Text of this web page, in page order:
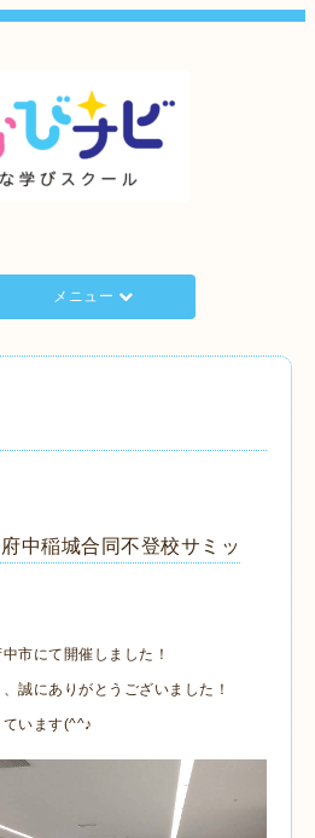
メニュー
中稲城合同不登校サミッ
市にて開催しました！
誠にありがとうございました！
います(^^♪